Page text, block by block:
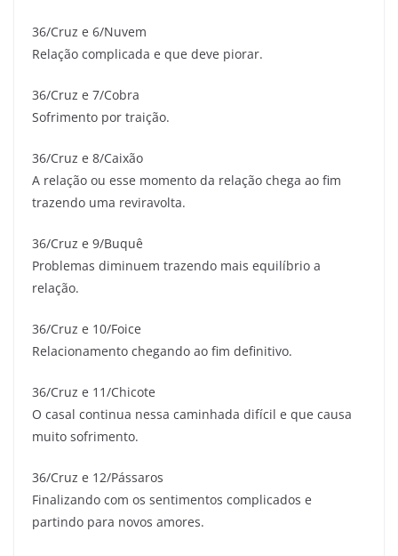
36/Cruz e 6/Nuvem
Relação complicada e que deve piorar.
36/Cruz e 7/Cobra
Sofrimento por traição.
36/Cruz e 8/Caixão
A relação ou esse momento da relação chega ao fim
trazendo uma reviravolta.
36/Cruz e 9/Buquê
Problemas diminuem trazendo mais equilíbrio a
relação.
36/Cruz e 10/Foice
Relacionamento chegando ao fim definitivo.
36/Cruz e 11/Chicote
O casal continua nessa caminhada difícil e que causa
muito sofrimento.
36/Cruz e 12/Pássaros
Finalizando com os sentimentos complicados e
partindo para novos amores.